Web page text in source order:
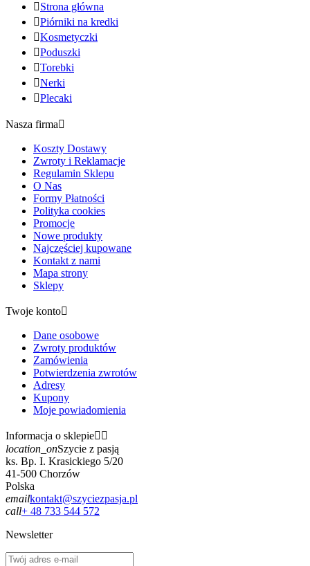
Strona główna
Piórniki na kredki
Kosmetyczki
Poduszki
Torebki
Nerki
Plecaki
Nasza firma
Koszty Dostawy
Zwroty i Reklamacje
Regulamin Sklepu
O Nas
Formy Płatności
Polityka cookies
Promocje
Nowe produkty
Najczęściej kupowane
Kontakt z nami
Mapa strony
Sklepy
Twoje konto
Dane osobowe
Zwroty produktów
Zamówienia
Potwierdzenia zwrotów
Adresy
Kupony
Moje powiadomienia
Informacja o sklepie 
location_onSzycie z pasją
ks. Bp. I. Krasickiego 5/20
41-500 Chorzów
Polska
emailkontakt@szyciezpasja.pl
call+ 48 733 544 572
Newsletter